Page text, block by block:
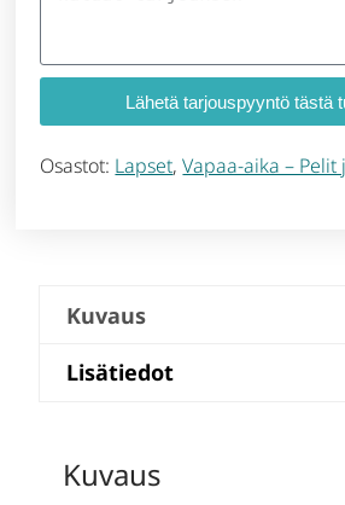
Lähetä tarjouspyyntö tästä
Osastot: Lapset,Vapaa-aika – Pelit
Kuvaus
Lisätiedot
Kuvaus